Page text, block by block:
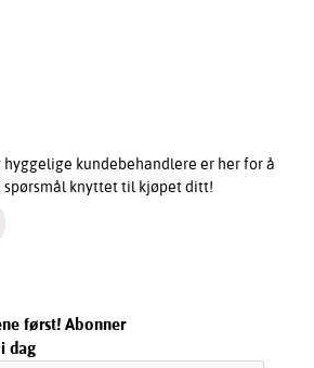
hyggelige kundebehandlere er her for å
spørsmål knyttet til kjøpet ditt!
først! Abonner
dag